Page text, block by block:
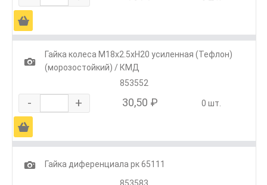
Ä
1
Гайка колеса М18х2.5хH20 усиленная (Тефлон)
(морозостойкий) / КМД
853552
- + 30,50 ₽ 0 шт.
Ä
1
Гайка диференциала рк 65111